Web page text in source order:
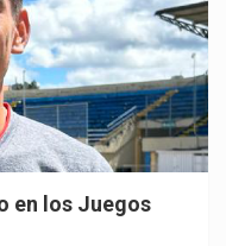
en los Juegos